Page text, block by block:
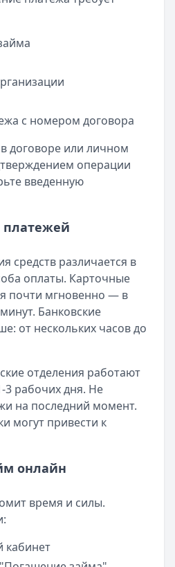
с номером договора
договоре или личном
операции
введенную
платежей
средств различается в
оплаты. Карточные
почти мгновенно — в
Банковские
от нескольких часов до
отделения работают
3 рабочих дня. Не
на последний момент.
могут привести к
онлайн
время и силы.
кабинет